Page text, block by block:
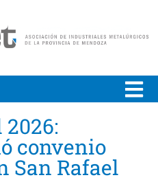
convenio
San Rafael